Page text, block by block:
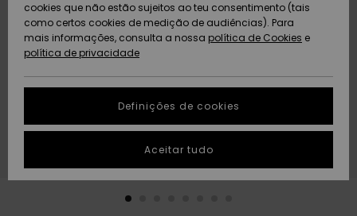
Artigos
recém-
chegados
Coleções
Artigos
recém-
chegados
Highlights
Community
AJUDA
Protecção de
dados
Guia de
tamanhos
conversa para
obteres a
resposta mais
SUSTAINABILITY
PRESENTE
cookies que não estão sujeitos ao teu consentimento (tais
como certos cookies de medição de audiências). Para
mais informações, consulta a nossa política de Cookies e
política de privacidade
Definições de cookies
Aceitar tudo